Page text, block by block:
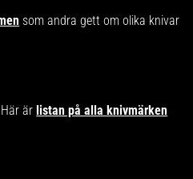
som andra gett om olika knivar
Här ärlistan på alla knivmärken